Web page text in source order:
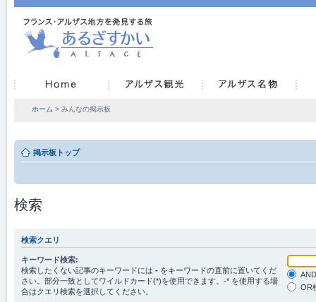
ホーム > みんなの掲示板
掲示板トップ
検索
検索クエリ
キーワード検索:
検索したくない記事のキーワードには - をキーワードの直前に置いてくだ
さい。部分一致としてワイルドカード(*)を使用できます。-* を使用する場
合はクエリ検索を選択してください。
OR